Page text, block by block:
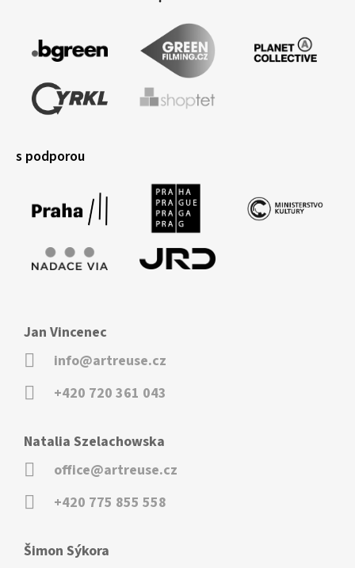
s podporou
Jan Vincenec
info@artreuse.cz
+420 720 361 043
Natalia Szelachowska
office@artreuse.cz
+420 775 855 558
Šimon Sýkora